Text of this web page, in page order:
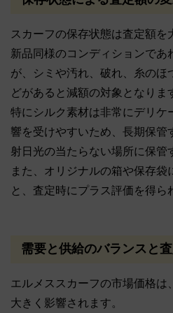
スカーフの保存状態は査定額を
新品同様のコンディションであ
が、シミや汚れ、破れ、糸のほ
どがあると減額の対象となりま
特にシルク素材は非常にデリケ
響を受けやすいため、長期保管
射日光の当たらない場所に保管
また、オリジナルの箱や保存袋
と、査定時にプラス評価を得ら
需要と供給のバランスと
エルメススカーフの市場価格は
大きく影響されます。